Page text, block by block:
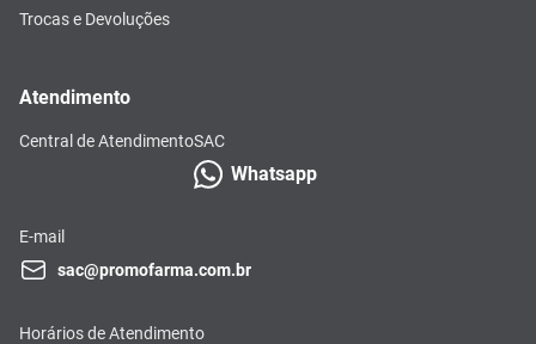
Trocas e Devoluções
Atendimento
Central de AtendimentoSAC
Whatsapp
E-mail
sac@promofarma.com.br
Horários de Atendimento